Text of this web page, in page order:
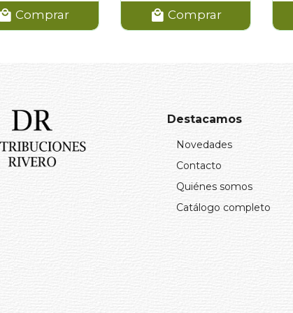
Comprar Comprar
Destacamos
Novedades
Contacto
Quiénes somos
Catálogo completo